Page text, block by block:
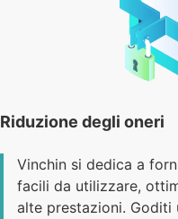
Riduzione degli oneri
Vinchin si dedica a
facili da utilizzare,
alte prestazioni. Goditi